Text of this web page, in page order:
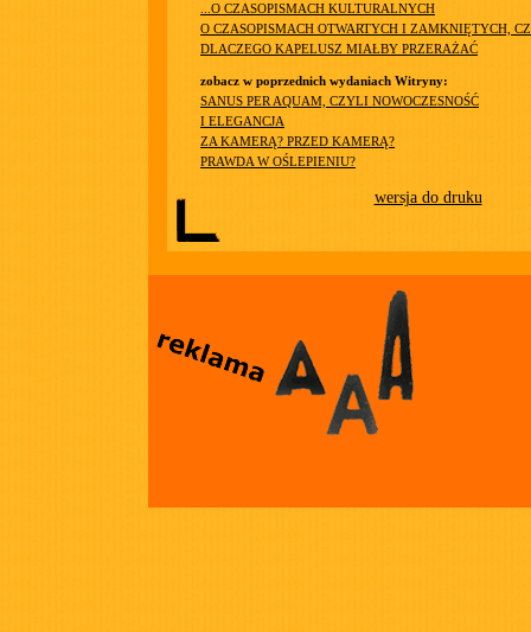
...O CZASOPISMACH KULTURALNYCH
O CZASOPISMACH OTWARTYCH I ZAMKNIĘTYCH,
DLACZEGO KAPELUSZ MIAŁBY PRZERAŻAĆ
zobacz w poprzednich wydaniach Witryny:
SANUS PER AQUAM, CZYLI NOWOCZESNOŚĆ
I ELEGANCJA
ZA KAMERĄ? PRZED KAMERĄ?
PRAWDA W OŚLEPIENIU?
wersja do druku